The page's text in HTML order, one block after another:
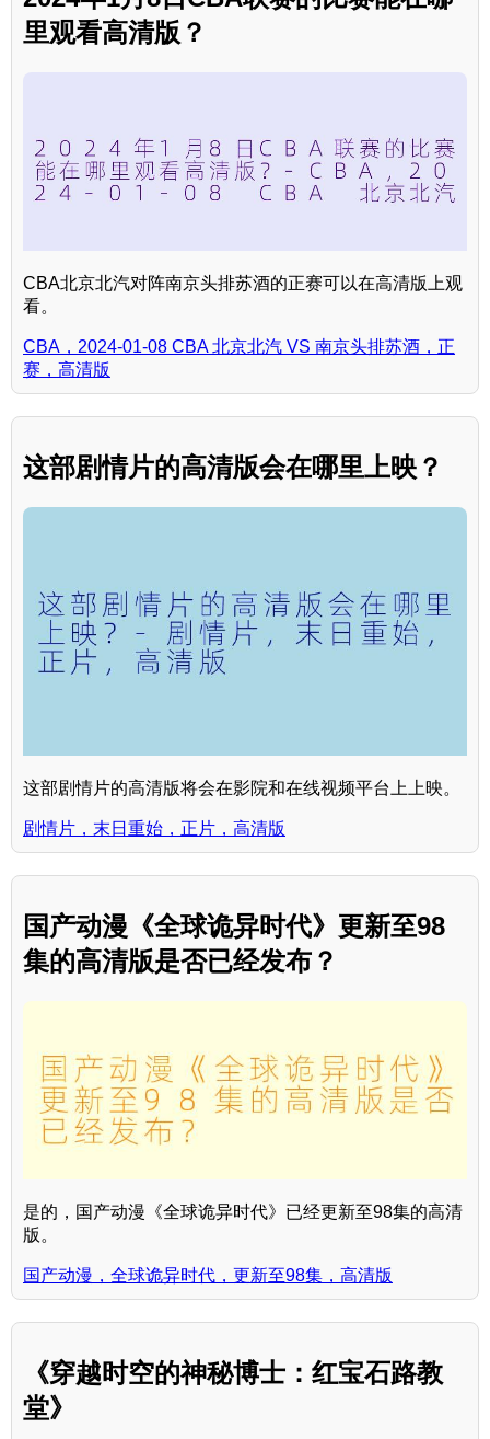
里观看高清版？
CBA北京北汽对阵南京头排苏酒的正赛可以在高清版上观
看。
CBA，2024-01-08 CBA 北京北汽 VS 南京头排苏酒，正
赛，高清版
这部剧情片的高清版会在哪里上映？
这部剧情片的高清版将会在影院和在线视频平台上上映。
剧情片，末日重始，正片，高清版
国产动漫《全球诡异时代》更新至98
集的高清版是否已经发布？
是的，国产动漫《全球诡异时代》已经更新至98集的高清
版。
国产动漫，全球诡异时代，更新至98集，高清版
《穿越时空的神秘博士：红宝石路教
堂》